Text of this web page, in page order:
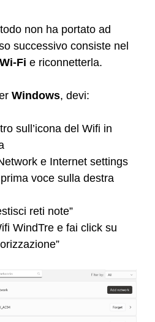
non ha portato ad
successivo consiste nel
Fi e riconnetterla.
Windows, devi:
sull’icona del Wifi in
e Internet settings
voce sulla destra
reti note”
WindTre e fai click su